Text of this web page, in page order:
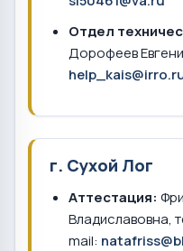
Отдел
Дорофеев
г. Сухой Лог
Аттестация:
Владиславовна,
mail: